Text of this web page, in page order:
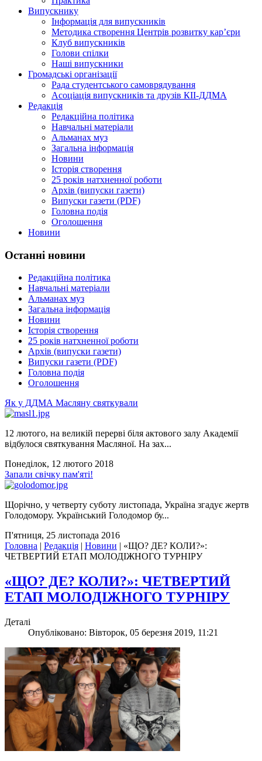
Випускнику
Інформація для випускників
Методика створення Центрів розвитку кар’єри
Клуб випускників
Голови спілки
Наші випускники
Громадські організації
Рада студентського самоврядування
Асоціація випускників та друзів КІІ-ДДМА
Редакція
Редакційна політика
Навчальні матеріали
Альманах муз
Загальна інформація
Новини
Історія створення
25 років натхненної роботи
Архів (випуски газети)
Випуски газети (PDF)
Головна подія
Оголошення
Новини
Останні новини
Редакційна політика
Навчальні матеріали
Альманах муз
Загальна інформація
Новини
Історія створення
25 років натхненної роботи
Архів (випуски газети)
Випуски газети (PDF)
Головна подія
Оголошення
Як у ДДМА Масляну святкували
12 лютого, на великій перерві біля актового залу Академії
відбулося святкування Масляної. На зах...
Понеділок, 12 лютого 2018
Запали свічку пам'яті!
Щорічно, у четверту суботу листопада, Україна згадує жертв
Голодомору. Український Голодомор бу...
П'ятниця, 25 листопада 2016
Головна | Редакція | Новини | «ЩО? ДЕ? КОЛИ?»:
ЧЕТВЕРТИЙ ЕТАП МОЛОДІЖНОГО ТУРНІРУ
«ЩО? ДЕ? КОЛИ?»: ЧЕТВЕРТИЙ
ЕТАП МОЛОДІЖНОГО ТУРНІРУ
Деталі
Опубліковано: Вівторок, 05 березня 2019, 11:21